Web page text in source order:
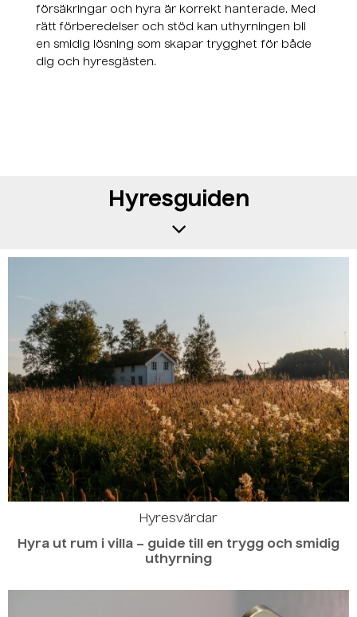
försäkringar och hyra är korrekt hanterade. Med
rätt förberedelser och stöd kan uthyrningen bli
en smidig lösning som skapar trygghet för både
dig och hyresgästen.
Hyresguiden
Hyresvärdar
Hyra ut rum i villa – guide till en trygg och smidig
uthyrning